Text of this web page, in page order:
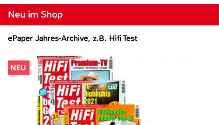
Neu im Shop
ePaper Jahres-Archive, z.B. Hifi Test